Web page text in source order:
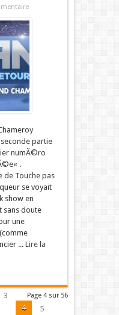
partie
numÃ©ro
.
de Touche pas
se voyait
show en
sans doute
une
...Lire la
Page 4 sur 56
3
4
5